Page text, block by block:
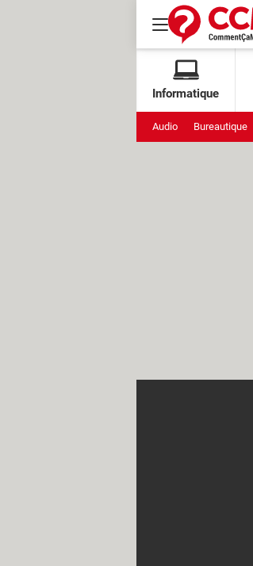
Informatique
Audio Bureautique